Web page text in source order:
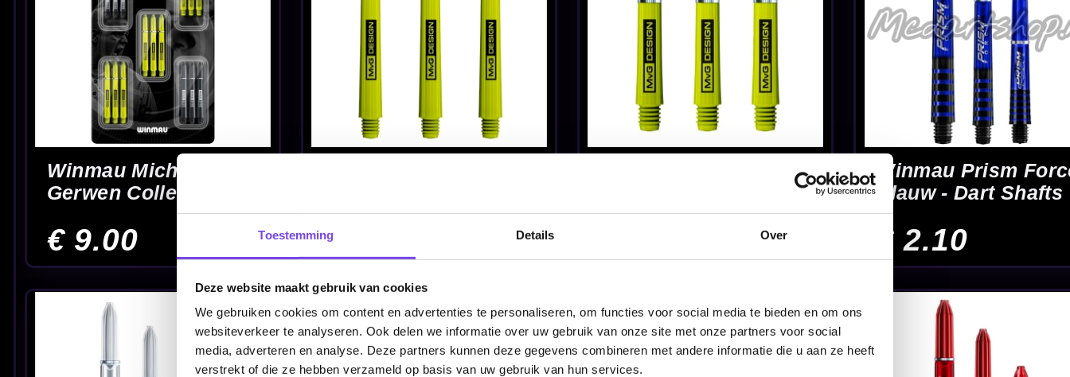
Toestemming Details Over
Deze website maakt gebruik van cookies
We gebruiken cookies om content en advertenties te personaliseren, om functies voor social media te bieden en om ons
websiteverkeer te analyseren. Ook delen we informatie over uw gebruik van onze site met onze partners voor social
media, adverteren en analyse. Deze partners kunnen deze gegevens combineren met andere informatie die u aan ze heeft
verstrekt of die ze hebben verzameld op basis van uw gebruik van hun services.
€ 2.10 € 2.10 € 2.10
Winmau Prism Force
Wit - Dart Shafts
Winmau Prism Force
€ 2.10
Winmau Pro Force
€ 7.95
Winmau Vecta Black
€ 2.95